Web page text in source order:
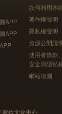
APP
APP
如何利用本
著作權聲明
隱私權聲明
資源公開說
使用者條款
安全與隱私
網站地圖
數位文化中心